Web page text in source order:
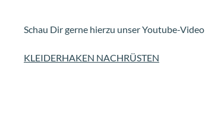
Schau Dir gerne hierzu unser Youtube-
KLEIDERHAKEN NACHRÜSTEN